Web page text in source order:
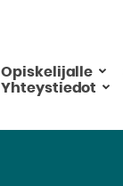
Opiskelijalle
Yhteystiedot